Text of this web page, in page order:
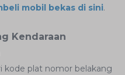
mobil bekas di sini.
Kendaraan
kode plat nomor belakang